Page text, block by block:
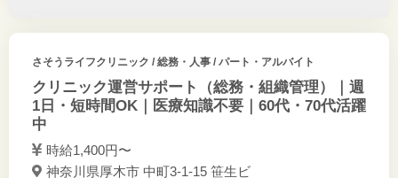
さそうライフクリニック / 総務・人事 / パート・アルバイト
クリニック運営サポート（総務・組織管理）｜週
1日・短時間OK｜医療知識不要｜60代・70代活躍
中
時給1,400円〜
神奈川県厚木市 中町3-1-15 笹生ビ